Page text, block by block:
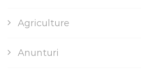
Agriculture
Anunturi